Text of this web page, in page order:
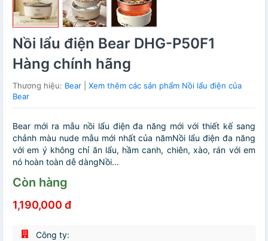
Nồi lẩu điện Bear DHG-P50F1
Hàng chính hãng
Thương hiệu: Bear
Xem thêm các sản phẩm Nồi lẩu điện của
Bear
Bear mới ra mẫu nồi lẩu điện đa năng mới với thiết kế sang
chảnh màu nude mẫu mới nhất của nămNồi lẩu điện đa năng
với em ý không chỉ ăn lẩu, hầm canh, chiên, xào, rán với em
nó hoàn toàn dễ dàngNồi...
Còn hàng
1,190,000 đ
Công ty: